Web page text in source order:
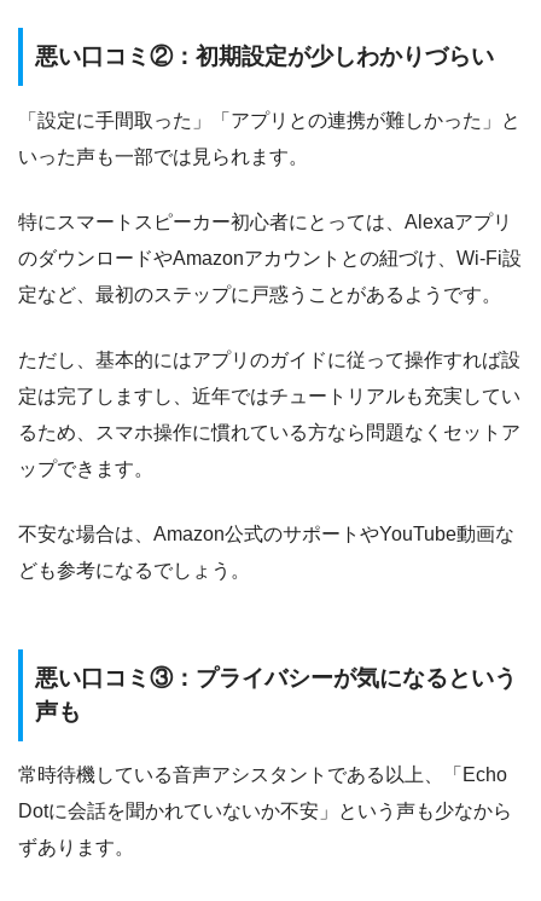
悪い口コミ②：初期設定が少しわかりづらい
「設定に手間取った」「アプリとの連携が難しかった」と
いった声も一部では見られます。
特にスマートスピーカー初心者にとっては、Alexaアプリ
のダウンロードやAmazonアカウントとの紐づけ、Wi-Fi設
定など、最初のステップに戸惑うことがあるようです。
ただし、基本的にはアプリのガイドに従って操作すれば設
定は完了しますし、近年ではチュートリアルも充実してい
るため、スマホ操作に慣れている方なら問題なくセットア
ップできます。
不安な場合は、Amazon公式のサポートやYouTube動画な
ども参考になるでしょう。
悪い口コミ③：プライバシーが気になるという
声も
常時待機している音声アシスタントである以上、「Echo
Dotに会話を聞かれていないか不安」という声も少なから
ずあります。